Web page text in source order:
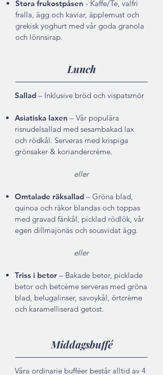
Stora frukostpåsen - Kaffe/Te, valfri
fralla, ägg och kaviar, äpplemust och
grekisk yoghurt med vår goda granola
och lönnsirap.
Lunch
Sallad – Inklusive bröd och vispatsmör
Asiatiska laxen – Vår populära
risnudelsallad med sesambakad lax
och rödkål. Serveras med krispiga
grönsaker & koriandercrème.
eller
Omtalade räksallad – Gröna blad,
quinoa och räkor blandas och toppas
med gravad fänkål, picklad rödlök, vår
egen dillmajonäs och sousvidat ägg.
eller
Triss i betor – Bakade betor, picklade
betor och betcème serveras med gröna
blad, belugalinser, savoykål, örtcrème
och karamelliserad getost.
Middagsbuffé
Våra ordinarie bufféer består alltid av 4